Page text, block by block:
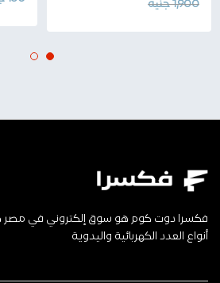
1,900 جنيه
فكسرا دوت كوم هو سوق إلكتروني في مصر
أنواع العدد الكهربائية واليدوية